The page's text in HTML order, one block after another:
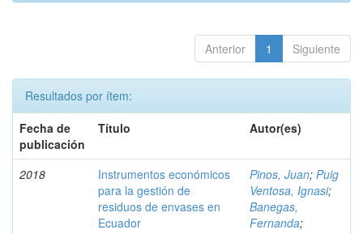
Anterior 1 Siguiente
Resultados por ítem:
Fecha de
publicación
Título Autor(es)
2018
Instrumentos económicos
para la gestión de
residuos de envases en
Ecuador
Pinos, Juan; Puig
Ventosa, Ignasi;
Banegas,
Fernanda;